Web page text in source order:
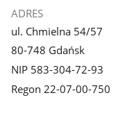
ADRES
ul. Chmielna 54/57
80-748 Gdańsk
NIP 583-304-72-93
Regon 22-07-00-750